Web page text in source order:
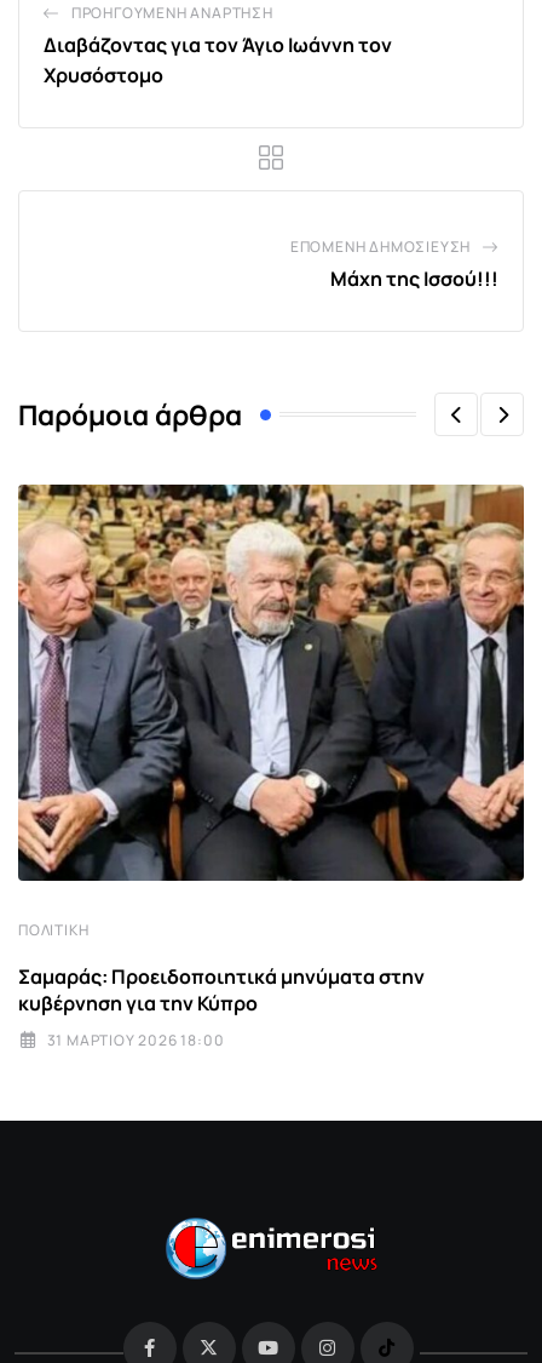
ΠΡΟΗΓΟΎΜΕΝΗ ΑΝΆΡΤΗΣΗ
Διαβάζοντας για τον Άγιο Ιωάννη τον
Χρυσόστομο
ΕΠΌΜΕΝΗ ΔΗΜΟΣΊΕΥΣΗ
Μάχη της Ισσού!!!
Παρόμοια άρθρα
ΠΟΛΙΤΙΚΉ
Σαμαράς: Προειδοποιητικά μηνύματα στην
κυβέρνηση για την Κύπρο
31 ΜΑΡΤΊΟΥ 2026 18:00